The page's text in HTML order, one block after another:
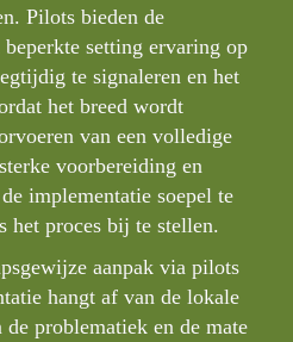
Pilots bieden de
setting ervaring op
te signaleren en het
het breed wordt
van een volledige
voorbereiding en
implementatie soepel te
het proces bij te stellen.
aanpak via pilots
hangt af van de lokale
problematiek en de mate